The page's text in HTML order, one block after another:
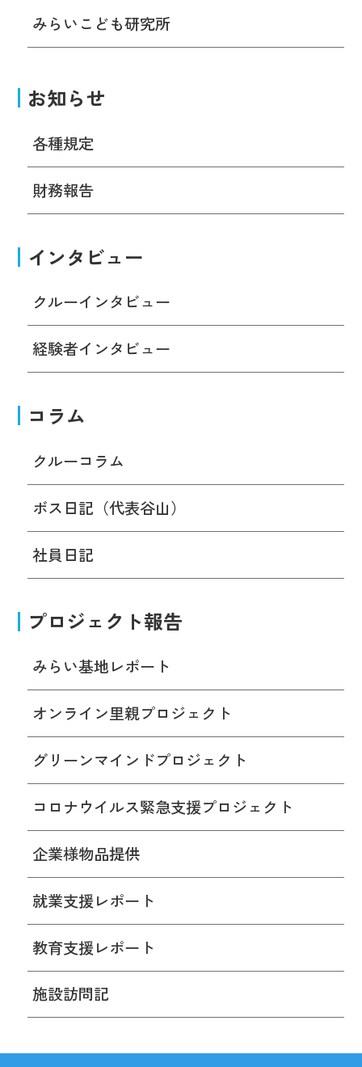
みらいこども研究所
お知らせ
各種規定
財務報告
インタビュー
クルーインタビュー
経験者インタビュー
コラム
クルーコラム
ボス日記（代表谷山）
社員日記
プロジェクト報告
みらい基地レポート
オンライン里親プロジェクト
グリーンマインドプロジェクト
コロナウイルス緊急支援プロジェクト
企業様物品提供
就業支援レポート
教育支援レポート
施設訪問記